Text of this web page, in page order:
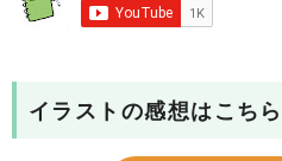
イラストの感想はこちら